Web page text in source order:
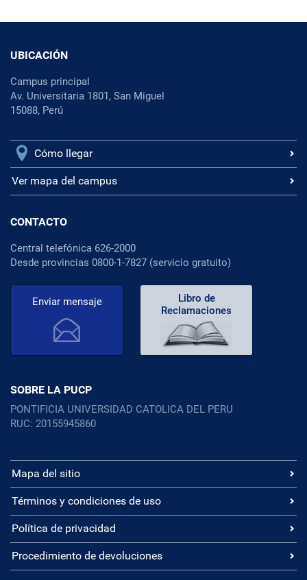
UBICACIÓN
Campus principal
Av. Universitaria 1801, San Miguel
15088, Perú
Cómo llegar
Ver mapa del campus
CONTACTO
Central telefónica 626-2000
Desde provincias 0800-1-7827 (servicio gratuito)
Enviar mensaje
Libro de
Reclamaciones
SOBRE LA PUCP
PONTIFICIA UNIVERSIDAD CATOLICA DEL PERU
RUC: 20155945860
Mapa del sitio
Términos y condiciones de uso
Política de privacidad
Procedimiento de devoluciones